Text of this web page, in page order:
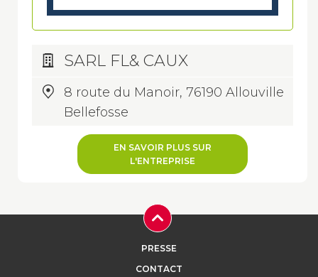
SARL FL& CAUX
8 route du Manoir, 76190 Allouville
Bellefosse
EN SAVOIR PLUS SUR
L'ENTREPRISE
PRESSE
CONTACT